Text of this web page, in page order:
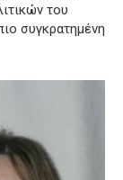
του
συγκρατημένη